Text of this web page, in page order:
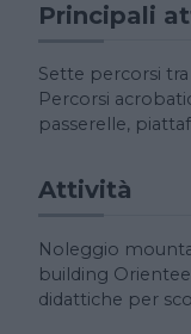
Principali
Sette percorsi
Percorsi
passerelle,
Attività
Noleggio
building
didattiche per